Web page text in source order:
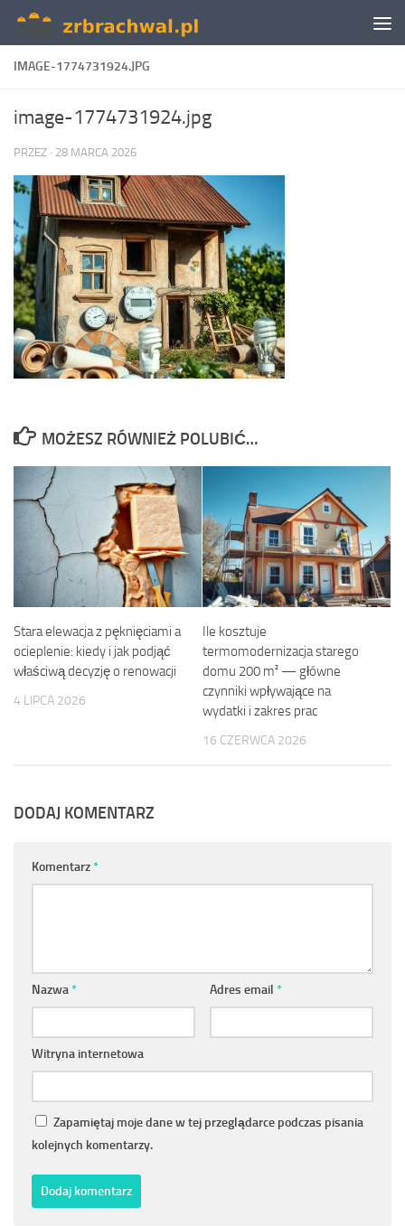
Skip to content
IMAGE-1774731924.JPG
image-1774731924.jpg
PRZEZ · 28 MARCA 2026
MOŻESZ RÓWNIEŻ POLUBIĆ…
Stara elewacja z pęknięciami a
ocieplenie: kiedy i jak podjąć
właściwą decyzję o renowacji
4 LIPCA 2026
Ile kosztuje
termomodernizacja starego
domu 200 m² — główne
czynniki wpływające na
wydatki i zakres prac
16 CZERWCA 2026
DODAJ KOMENTARZ
Komentarz*
Nazwa* Adres email *
Witryna internetowa
Zapamiętaj moje dane w tej przeglądarce podczas pisania
kolejnych komentarzy.